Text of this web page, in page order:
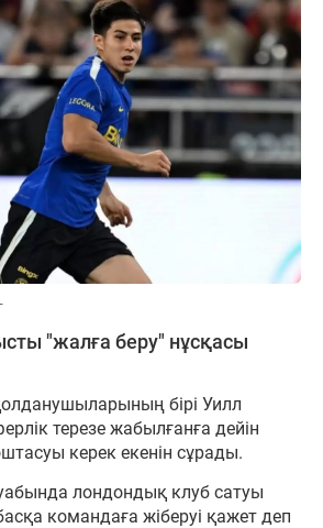
"жалға беру" нұсқасы
бірі Уилл
терезе жабылғанға дейін
керек екенін сұрады.
лондондық клуб сатуы
командаға жіберуі қажет деп